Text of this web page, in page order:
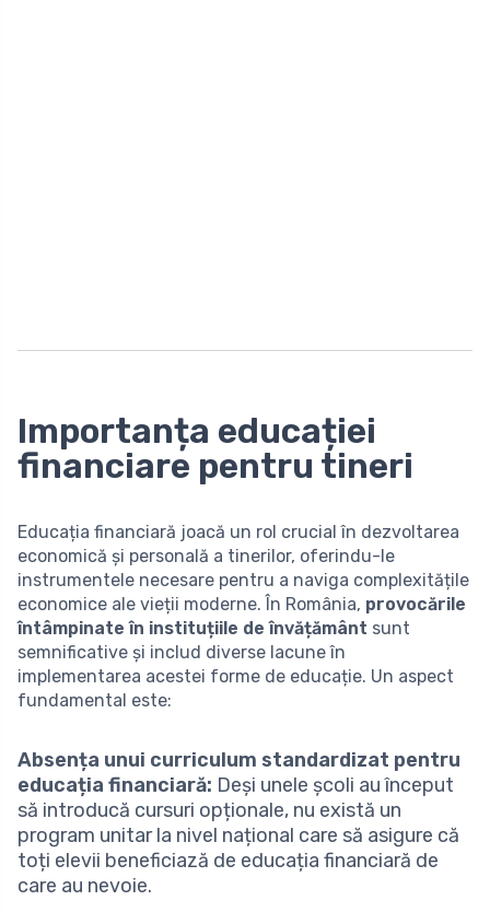
Importanța educației
financiare pentru tineri
Educația financiară joacă un rol crucial în dezvoltarea
economică și personală a tinerilor, oferindu-le
instrumentele necesare pentru a naviga complexitățile
economice ale vieții moderne. În România, provocările
întâmpinate în instituțiile de învățământ sunt
semnificative și includ diverse lacune în
implementarea acestei forme de educație. Un aspect
fundamental este:
Absența unui curriculum standardizat pentru
educația financiară: Deși unele școli au început
să introducă cursuri opționale, nu există un
program unitar la nivel național care să asigure că
toți elevii beneficiază de educația financiară de
care au nevoie.